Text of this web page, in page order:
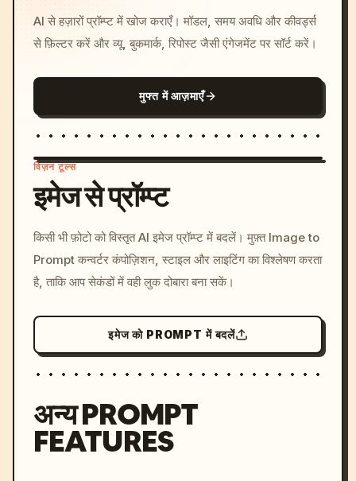
AI से हज़ारों प्रॉम्प्ट में खोज कराएँ। मॉडल, समय अवधि और कीवर्ड्स
से फ़िल्टर करें और व्यू, बुकमार्क, रिपोस्ट जैसी एंगेजमेंट पर सॉर्ट करें।
मुफ्त में आज़माएँ
c, cyberpunk sunset, neon
colors, 8k --v 6.0
विज़न टूल्स
इमेज से प्रॉम्प्ट
किसी भी फ़ोटो को विस्तृत AI इमेज प्रॉम्प्ट में बदलें। मुफ़्त Image to
Prompt कन्वर्टर कंपोज़िशन, स्टाइल और लाइटिंग का विश्लेषण करता
है, ताकि आप सेकंडों में वही लुक दोबारा बना सकें।
इमेज को PROMPT में बदलें
अन्य PROMPT
FEATURES